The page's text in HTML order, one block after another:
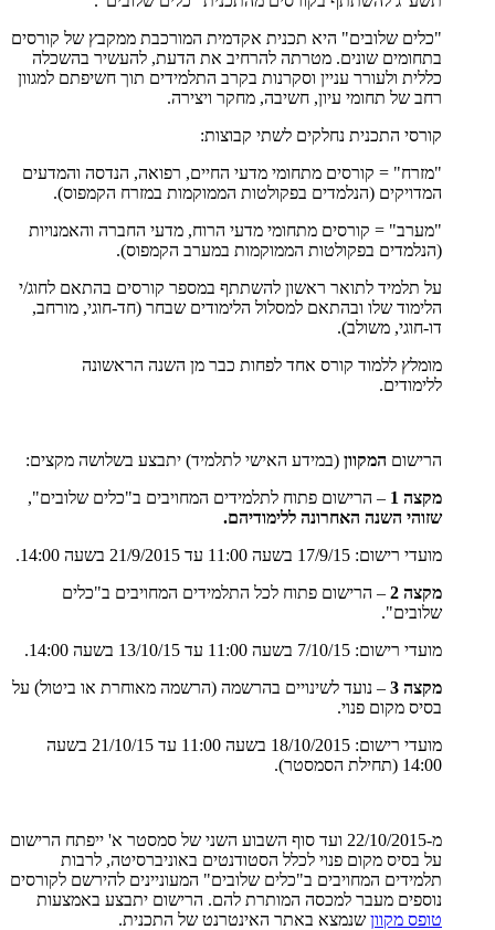
"כלים שלובים" היא תכנית אקדמית המורכבת ממקבץ של קורסים
בתחומים שונים. מטרתה להרחיב את הדעת, להעשיר בהשכלה
כללית ולעורר עניין וסקרנות בקרב התלמידים תוך חשיפתם למגוון
רחב של תחומי עיון, חשיבה, מחקר ויצירה.
קורסי התכנית נחלקים לשתי קבוצות:
"מזרח" = קורסים מתחומי מדעי החיים, רפואה, הנדסה והמדעים
המדויקים (הנלמדים בפקולטות הממוקמות במזרח הקמפוס).
"מערב" = קורסים מתחומי מדעי הרוח, מדעי החברה והאמנויות
(הנלמדים בפקולטות הממוקמות במערב הקמפוס).
על תלמיד לתואר ראשון להשתתף במספר קורסים בהתאם לחוג/י
הלימוד שלו ובהתאם למסלול הלימודים שבחר (חד-חוגי, מורחב,
דו-חוגי, משולב).
מומלץ ללמוד קורס אחד לפחות כבר מן השנה הראשונה
ללימודים.
הרישום המקוון (במידע האישי לתלמיד) יתבצע בשלושה מקצים:
מקצה 1
– הרישום פתוח לתלמידים המחויבים ב"כלים שלובים",
שזוהי השנה האחרונה ללימודיהם.
מועדי רישום: 17/9/15 בשעה 11:00 עד 21/9/2015 בשעה 14:00.
מקצה 2
– הרישום פתוח לכל התלמידים המחויבים ב"כלים
שלובים".
מועדי רישום: 7/10/15 בשעה 11:00 עד 13/10/15 בשעה 14:00.
מקצה 3
– נועד לשינויים בהרשמה (הרשמה מאוחרת או ביטול) על
בסיס מקום פנוי.
מועדי רישום: 18/10/2015 בשעה 11:00 עד 21/10/15 בשעה
14:00 (תחילת הסמסטר).
מ-22/10/2015 ועד סוף השבוע השני של סמסטר א' ייפתח הרישום
על בסיס מקום פנוי לכלל הסטודנטים באוניברסיטה, לרבות
תלמידים המחויבים ב"כלים שלובים" המעוניינים להירשם לקורסים
נוספים מעבר למכסה המותרת להם. הרישום יתבצע באמצעות
טופס מקוון שנמצא באתר האינטרנט של התכנית.